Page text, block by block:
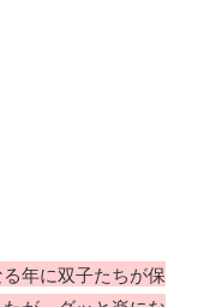
年に双子たちが保